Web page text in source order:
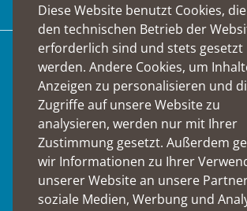
Diese Website benutzt Cookies,
den technischen Betrieb der
erforderlich sind und stets gesetzt
werden. Andere Cookies, um
Anzeigen zu personalisieren und
Zugriffe auf unsere Website zu
analysieren, werden nur mit Ihrer
Zustimmung gesetzt. Außerdem
wir Informationen zu Ihrer
unserer Website an unsere
soziale Medien, Werbung und
Suche
Social Media